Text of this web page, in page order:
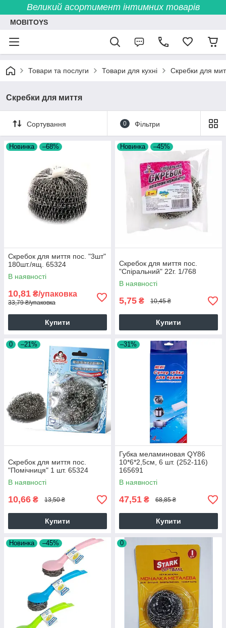
Великий асортимент інтимних товарів
MOBITOYS
Товари та послуги Товари для кухні Скребки для
Скребки для миття
Сортування 0 Фільтри
Новинка –68%
Скребок для миття пос. "3шт"
180шт./ящ. 65324
В наявності
10,81 ₴/упаковка
33,79 ₴/упаковка
Купити
Новинка –45%
Скребок для миття пос.
"Спіральний" 22г. 1/768
В наявності
5,75 ₴ 10,45 ₴
Купити
0 –21%
Скребок для миття пос.
"Помічниця" 1 шт. 65324
В наявності
10,66 ₴ 13,50 ₴
Купити
–31%
Губка меламиновая QY86
10*6*2,5см, 6 шт. (252-116)
165691
В наявності
47,51 ₴ 68,85 ₴
Купити
Новинка –45% 0